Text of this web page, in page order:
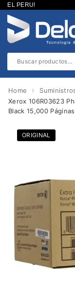
PERU!
Home ›
Xerox 106R03623
Black 15,000 Páginas
ORIGINAL